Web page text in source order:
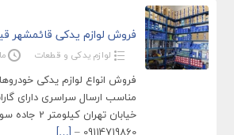
فروش لوازم یدکی قائمشهر
لوازم یدکی و قطعات
فروش انواع لوازم یدکی
مناسب ارسال سراسری دارای
خیابان